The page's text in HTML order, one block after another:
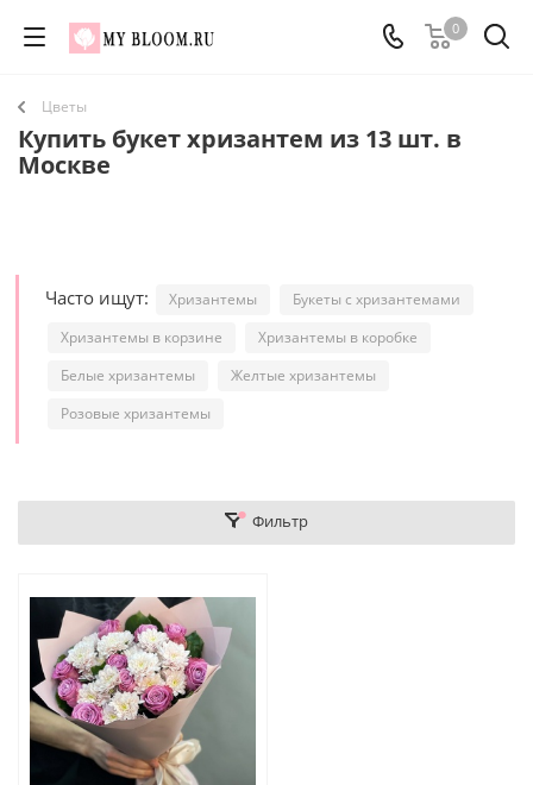
0
Цветы
Купить букет хризантем из 13 шт. в
Москве
Часто ищут: Хризантемы
Букеты с хризантемами
Хризантемы в корзине
Хризантемы в коробке
Белые хризантемы
Желтые хризантемы
Розовые хризантемы
Фильтр